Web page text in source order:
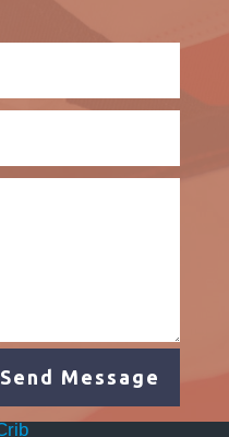
Send Message